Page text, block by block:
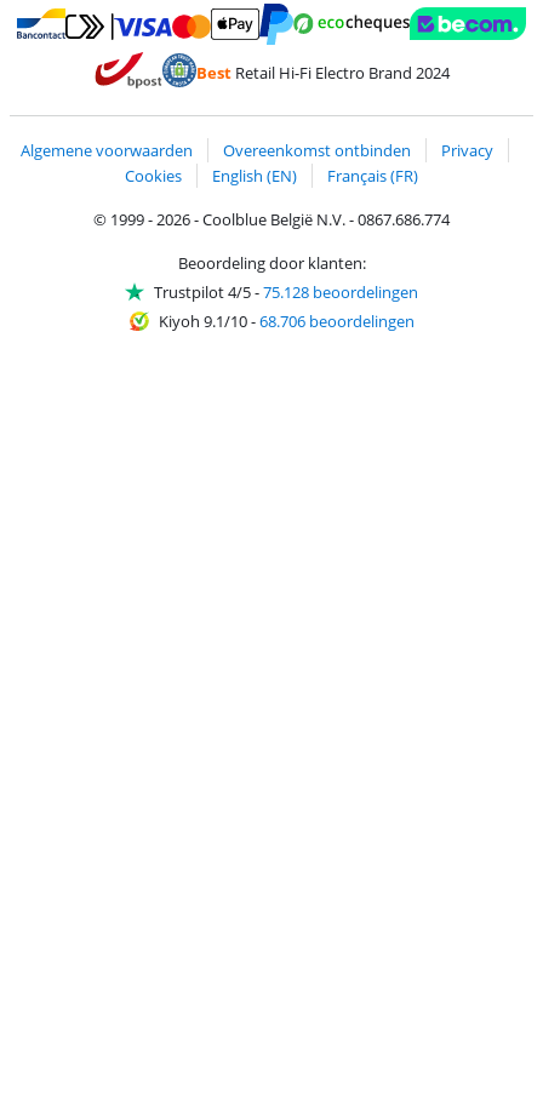
Betalen met Bancontact
Betalen met MasterCard en Visa via ClickToPay
Betalen met PayPal
BestRetail Hi-Fi Electro Brand 2024
Algemene voorwaarden Overeenkomst ontbinden
Privacy
Cookies
English (EN)
Français (FR)
© 1999 - 2026 - Coolblue België N.V. - 0867.686.774
Beoordeling door klanten:
Trustpilot 4/5-75.128 beoordelingen
Kiyoh 9.1/10-68.706 beoordelingen